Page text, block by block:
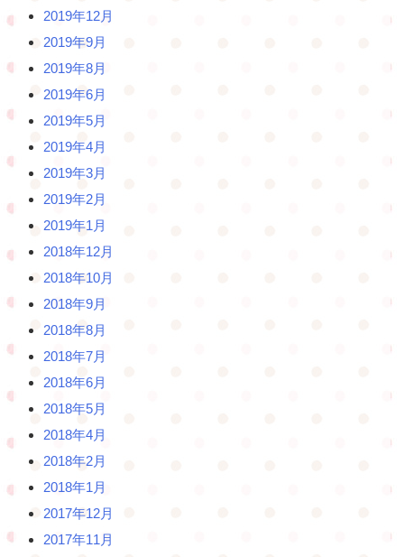
2019年12月
2019年9月
2019年8月
2019年6月
2019年5月
2019年4月
2019年3月
2019年2月
2019年1月
2018年12月
2018年10月
2018年9月
2018年8月
2018年7月
2018年6月
2018年5月
2018年4月
2018年2月
2018年1月
2017年12月
2017年11月